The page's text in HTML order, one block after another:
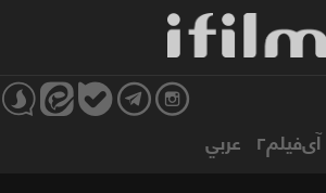
آی‌فیلم۲ عربي